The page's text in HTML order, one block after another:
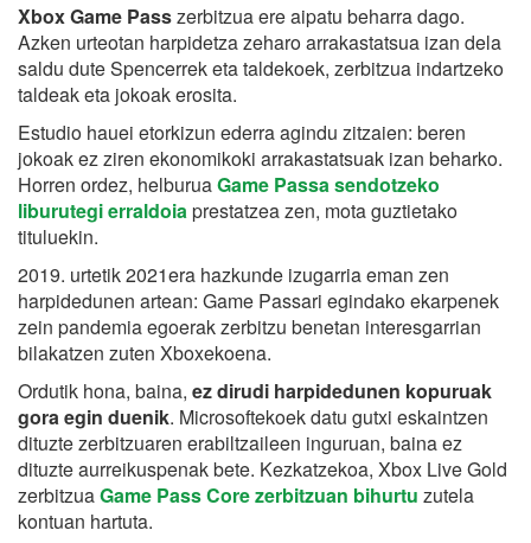
Xbox Game Passzerbitzua ere aipatu beharra dago.
Azken urteotan harpidetza zeharo arrakastatsua izan dela
saldu dute Spencerrek eta taldekoek, zerbitzua indartzeko
taldeak eta jokoak erosita.
Estudio hauei etorkizun ederra agindu zitzaien: beren
jokoak ez ziren ekonomikoki arrakastatsuak izan beharko.
Horren ordez, helburuaGame Passa sendotzeko
liburutegi erraldoiaprestatzea zen, mota guztietako
tituluekin.
2019. urtetik 2021era hazkunde izugarria eman zen
harpidedunen artean: Game Passari egindako ekarpenek
zein pandemia egoerak zerbitzu benetan interesgarrian
bilakatzen zuten Xboxekoena.
Ordutik hona, baina, ez dirudi harpidedunen kopuruak
gora egin duenik. Microsoftekoek datu gutxi eskaintzen
dituzte zerbitzuaren erabiltzaileen inguruan, baina ez
dituzte aurreikuspenak bete. Kezkatzekoa, Xbox Live Gold
zerbitzuaGame Pass Core zerbitzuan bihurtu zutela
kontuan hartuta.